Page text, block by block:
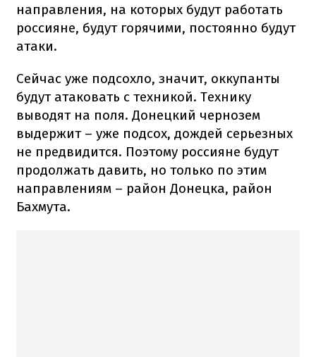
направления, на которых будут работать
россияне, будут горячими, постоянно будут
атаки.
Сейчас уже подсохло, значит, оккупанты
будут атаковать с техникой. Технику
выводят на поля. Донецкий чернозем
выдержит – уже подсох, дождей серьезных
не предвидится. Поэтому россияне будут
продолжать давить, но только по этим
направлениям – район Донецка, район
Бахмута.